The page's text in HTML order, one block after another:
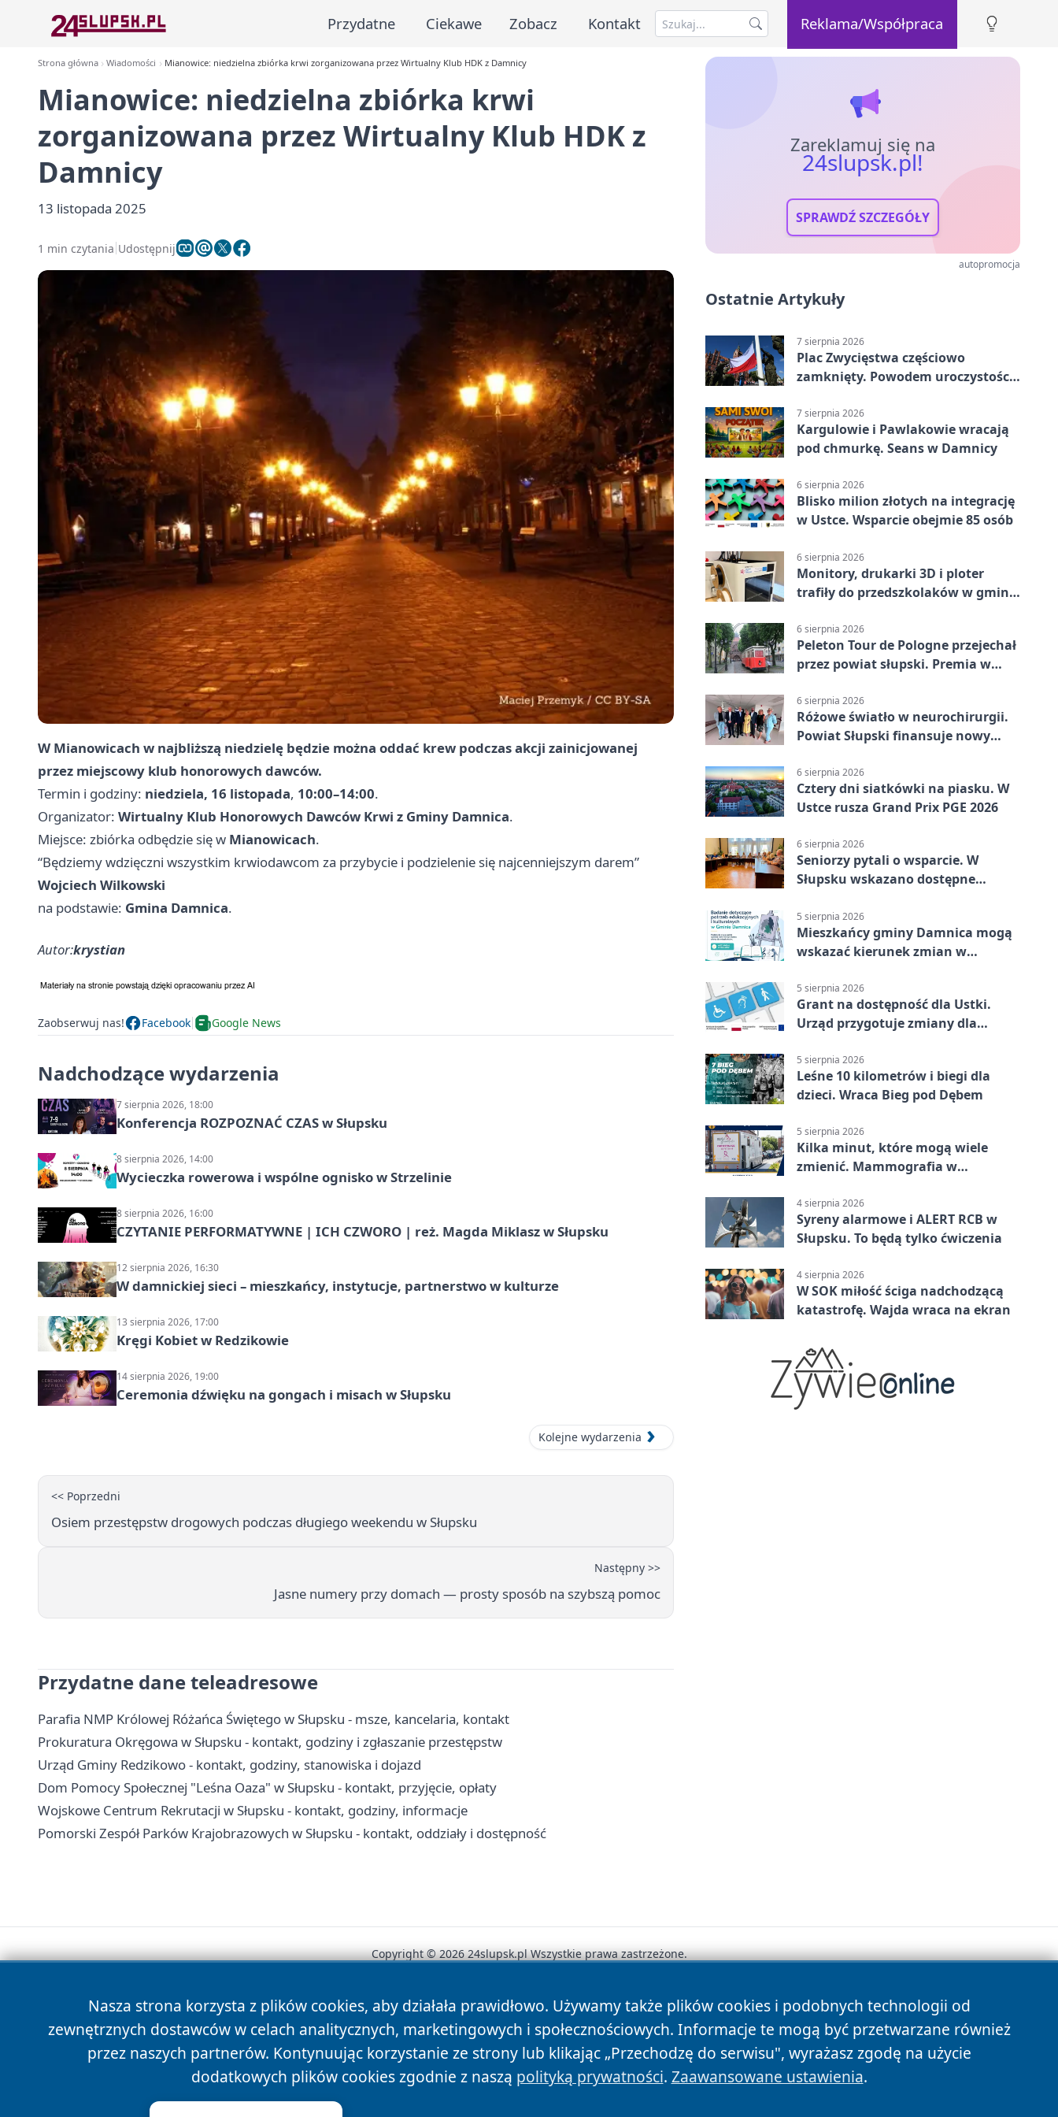
Przydatne Ciekawe Zobacz Kontakt Reklama/Współpraca
Strona główna Wiadomości Mianowice: niedzielna zbiórka krwi zorganizowana przez Wirtualny Klub HDK z Damnicy
Mianowice: niedzielna zbiórka krwi
zorganizowana przez Wirtualny Klub HDK z
Damnicy
13 listopada 2025
1 min czytania Udostępnij
W Mianowicach w najbliższą niedzielę będzie można oddać krew podczas akcji zainicjowanej
przez miejscowy klub honorowych dawców.
Termin i godziny: niedziela, 16 listopada, 10:00–14:00.
Organizator: Wirtualny Klub Honorowych Dawców Krwi z Gminy Damnica.
Miejsce: zbiórka odbędzie się w Mianowicach.
“Będziemy wdzięczni wszystkim krwiodawcom za przybycie i podzielenie się najcenniejszym darem”
Wojciech Wilkowski
na podstawie: Gmina Damnica.
Autor:krystian
Zaobserwuj nas! Facebook Google News
Nadchodzące wydarzenia
7 sierpnia 2026, 18:00
Konferencja ROZPOZNAĆ CZAS w Słupsku
8 sierpnia 2026, 14:00
Wycieczka rowerowa i wspólne ognisko w Strzelinie
8 sierpnia 2026, 16:00
CZYTANIE PERFORMATYWNE | ICH CZWORO | reż. Magda Miklasz w Słupsku
12 sierpnia 2026, 16:30
W damnickiej sieci – mieszkańcy, instytucje, partnerstwo w kulturze
13 sierpnia 2026, 17:00
Kręgi Kobiet w Redzikowie
14 sierpnia 2026, 19:00
Ceremonia dźwięku na gongach i misach w Słupsku
Kolejne wydarzenia
<< Poprzedni
Osiem przestępstw drogowych podczas długiego weekendu w Słupsku
Następny >>
Jasne numery przy domach — prosty sposób na szybszą pomoc
Przydatne dane teleadresowe
Parafia NMP Królowej Różańca Świętego w Słupsku - msze, kancelaria, kontakt
Prokuratura Okręgowa w Słupsku - kontakt, godziny i zgłaszanie przestępstw
Urząd Gminy Redzikowo - kontakt, godziny, stanowiska i dojazd
Dom Pomocy Społecznej "Leśna Oaza" w Słupsku - kontakt, przyjęcie, opłaty
Wojskowe Centrum Rekrutacji w Słupsku - kontakt, godziny, informacje
Pomorski Zespół Parków Krajobrazowych w Słupsku - kontakt, oddziały i dostępność
Zareklamuj się na
24slupsk.pl!
SPRAWDŹ SZCZEGÓŁY
autopromocja
Ostatnie Artykuły
7 sierpnia 2026
Plac Zwycięstwa częściowo
zamknięty. Powodem uroczystości
7 sierpnia 2026
Kargulowie i Pawlakowie wracają
pod chmurkę. Seans w Damnicy
6 sierpnia 2026
Blisko milion złotych na integrację
w Ustce. Wsparcie obejmie 85 osób
6 sierpnia 2026
Monitory, drukarki 3D i ploter
trafiły do przedszkolaków w gminie
6 sierpnia 2026
Peleton Tour de Pologne przejechał
przez powiat słupski. Premia w
6 sierpnia 2026
Różowe światło w neurochirurgii.
Powiat Słupski finansuje nowy
6 sierpnia 2026
Cztery dni siatkówki na piasku. W
Ustce rusza Grand Prix PGE 2026
6 sierpnia 2026
Seniorzy pytali o wsparcie. W
Słupsku wskazano dostępne
5 sierpnia 2026
Mieszkańcy gminy Damnica mogą
wskazać kierunek zmian w
5 sierpnia 2026
Grant na dostępność dla Ustki.
Urząd przygotuje zmiany dla
5 sierpnia 2026
Leśne 10 kilometrów i biegi dla
dzieci. Wraca Bieg pod Dębem
5 sierpnia 2026
Kilka minut, które mogą wiele
zmienić. Mammografia w
4 sierpnia 2026
Syreny alarmowe i ALERT RCB w
Słupsku. To będą tylko ćwiczenia
4 sierpnia 2026
W SOK miłość ściga nadchodzącą
katastrofę. Wajda wraca na ekran
Nasza strona korzysta z plików cookies, aby działała prawidłowo. Używamy także plików cookies i podobnych technologii od
zewnętrznych dostawców w celach analitycznych, marketingowych i społecznościowych. Informacje te mogą być przetwarzane również
przez naszych partnerów. Kontynuując korzystanie ze strony lub klikając „Przechodzę do serwisu", wyrażasz zgodę na użycie
dodatkowych plików cookies zgodnie z naszą polityką prywatności. Zaawansowane ustawienia.
Copyright © 2026 24slupsk.pl Wszystkie prawa zastrzeżone.
News Autorzy Polityka Prywatności Polityka Cookies